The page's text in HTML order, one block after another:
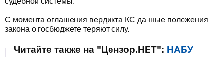
С момента оглашения вердикта КС данные положения
закона о госбюджете теряют силу.
Читайте также на "Цензор.НЕТ": НАБУ